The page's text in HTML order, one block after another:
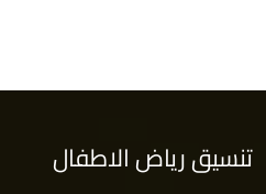
تنسيق رياض الاطفال